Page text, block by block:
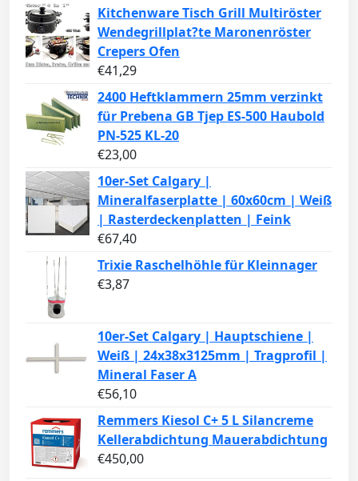
Kitchenware Tisch Grill Multiröster
Wendegrillplat?te Maronenröster
Crepers Ofen
€41,29
2400 Heftklammern 25mm verzinkt
für Prebena GB Tjep ES-500 Haubold
PN-525 KL-20
€23,00
10er-Set Calgary |
Mineralfaserplatte | 60x60cm | Weiß
| Rasterdeckenplatten | Feink
€67,40
Trixie Raschelhöhle für Kleinnager
€3,87
10er-Set Calgary | Hauptschiene |
Weiß | 24x38x3125mm | Tragprofil |
Mineral Faser A
€56,10
Remmers Kiesol C+ 5 L Silancreme
Kellerabdichtung Mauerabdichtung
€450,00